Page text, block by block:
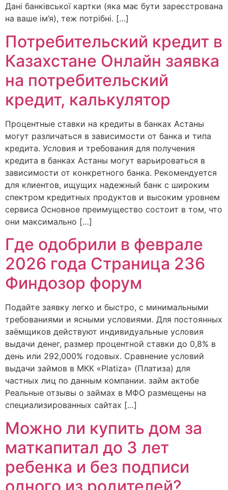
Дані банківської картки (яка має бути зареєстрована
на ваше ім’я), теж потрібні. […]
Потребительский кредит в
Казахстане Онлайн заявка
на потребительский
кредит, калькулятор
Процентные ставки на кредиты в банках Астаны
могут различаться в зависимости от банка и типа
кредита. Условия и требования для получения
кредита в банках Астаны могут варьироваться в
зависимости от конкретного банка. Рекомендуется
для клиентов, ищущих надежный банк с широким
спектром кредитных продуктов и высоким уровнем
сервиса Основное преимущество состоит в том, что
они максимально […]
Где одобрили в феврале
2026 года Страница 236
Финдозор форум
Подайте заявку легко и быстро, с минимальными
требованиями и ясными условиями. Для постоянных
заёмщиков действуют индивидуальные условия
выдачи денег, размер процентной ставки до 0,8% в
день или 292,000% годовых. Сравнение условий
выдачи займов в МКК «Platiza» (Платиза) для
частных лиц по данным компании. займ актобе
Реальные отзывы о займах в МФО размещены на
специализированных сайтах […]
Можно ли купить дом за
маткапитал до 3 лет
ребенка и без подписи
одного из родителей?